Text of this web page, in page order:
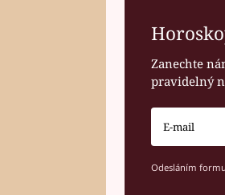
Zanechte
pravidelný
Odesláním